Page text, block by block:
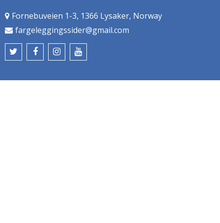
Fornebuveien 1-3, 1366 Lysaker, Norway
fargeleggingssider@gmail.com